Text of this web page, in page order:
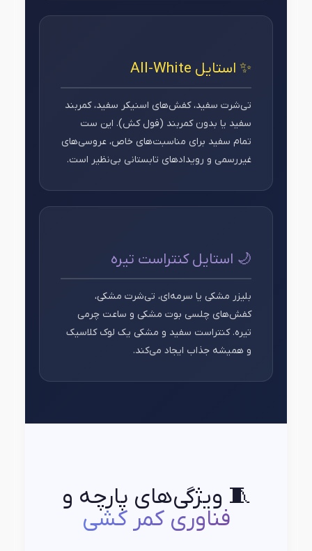
✨ استایل All-White
تی‌شرت سفید، کفش‌های اسنیکر سفید، کمربند
سفید یا بدون کمربند (فول کش). این ست
تمام سفید برای مناسبت‌های خاص، عروسی‌های
غیررسمی و رویدادهای تابستانی بی‌نظیر است.
🌙 استایل کنتراست تیره
بلیزر مشکی یا سرمه‌ای، تی‌شرت مشکی،
کفش‌های چلسی بوت مشکی و ساعت چرمی
تیره. کنتراست سفید و مشکی یک لوک کلاسیک
و همیشه جذاب ایجاد می‌کند.
🧵 ویژگی‌های پارچه و
فناوری کمر کشی